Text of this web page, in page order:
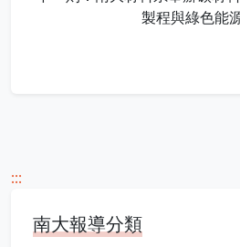
製程與綠色能
:::
南大報導分類